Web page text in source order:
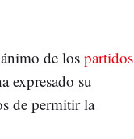
de los partidos
expresado su
de permitir la